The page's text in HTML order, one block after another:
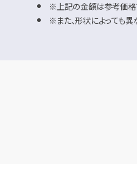
上記の金額は参考価格
また、形状によっても